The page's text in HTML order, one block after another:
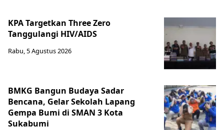
KPA Targetkan Three Zero
Tanggulangi HIV/AIDS
Rabu, 5 Agustus 2026
BMKG Bangun Budaya Sadar
Bencana, Gelar Sekolah Lapang
Gempa Bumi di SMAN 3 Kota
Sukabumi